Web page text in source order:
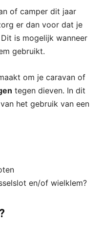
of camper dit jaar
er dan voor dat je
is mogelijk wanneer
gebruikt.
om je caravan of
tegen dieven. In dit
het gebruik van een
en/of wielklem?